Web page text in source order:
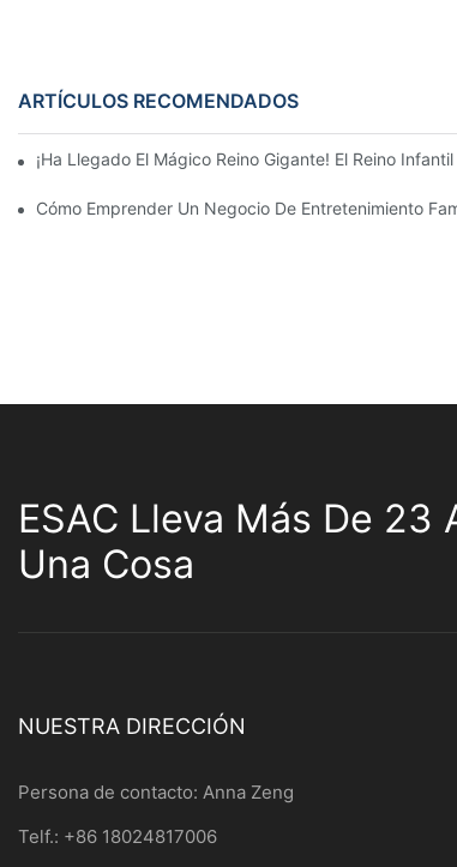
ARTÍCULOS RECOMENDADOS
¡Ha Llegado El Mágico Reino Gigante! El Reino
Cómo Emprender Un Negocio De Entretenimiento
ESAC Lleva Más De
Una Cosa
NUESTRA DIRECCIÓN
Persona de contacto: Anna Zeng
Telf.: +86 18024817006